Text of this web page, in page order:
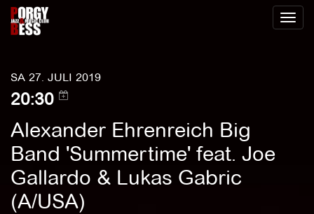
Toggle
SA 27. JULI 2019
20:30
Alexander Ehrenreich Big
Band 'Summertime' feat. Joe
Gallardo & Lukas Gabric
(A/USA)